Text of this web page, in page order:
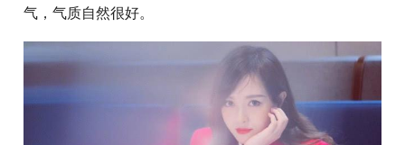
气，气质自然很好。